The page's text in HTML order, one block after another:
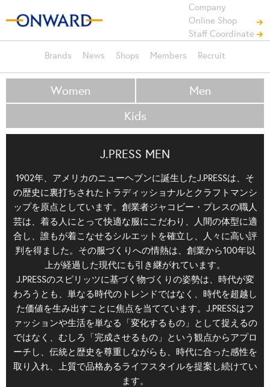
Company
Online Shop
Staff Coordinate
Brands
News Shops Members Recruit
Women
Men
Kids
J.PRESS MEN
1902年、アメリカのニューヘブンに誕生したJ.PRESSは、そ
の歴史に裏打ちされたトラディッショナルとクラフトマンシ
ップを原点としています。創業者ジャコビー・プレスの職人
芸は、着る人にとって快適な服にこだわり、人間の体型に適
合し、誰もが着こなせるシルエットを確立し、人々に高い評
判を得ました。その服づくりへの情熱は、創業から100年以
上が経過した現代にも引き継がれています。
J.PRESSのスピリッツに基づく物づくりの姿勢は、時代が変
わろうとも、単なる時代のトレンドではなく、時代を超越し
た価値を生み出すことに焦点を当てています。J.PRESSはフ
ァッションや生活を単なる「変化するもの」として捉えるの
ではなく、むしろ「完成させるもの」という観点からアプロ
ーチし、伝統と歴史を尊重しながらも、時代に合った感性を
取り入れ、上質で品格あるライフスタイルを提案し続けてい
ます。